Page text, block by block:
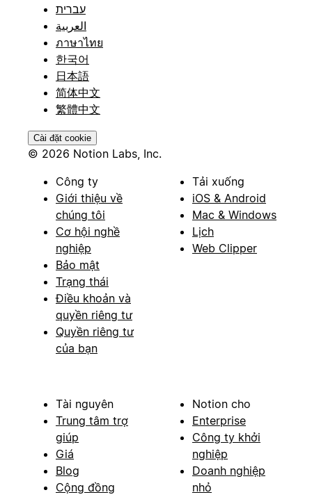
עברית
العربية
ภาษาไทย
한국어
日本語
简体中文
繁體中文
Cài đặt cookie
© 2026 Notion Labs, Inc.
Công ty
Giới thiệu về
chúng tôi
Cơ hội nghề
nghiệp
Bảo mật
Trạng thái
Điều khoản và
quyền riêng tư
Quyền riêng tư
của bạn
Tải xuống
iOS & Android
Mac & Windows
Lịch
Web Clipper
Tài nguyên
Trung tâm trợ
giúp
Giá
Blog
Cộng đồng
Notion cho
Enterprise
Công ty khởi
nghiệp
Doanh nghiệp
nhỏ